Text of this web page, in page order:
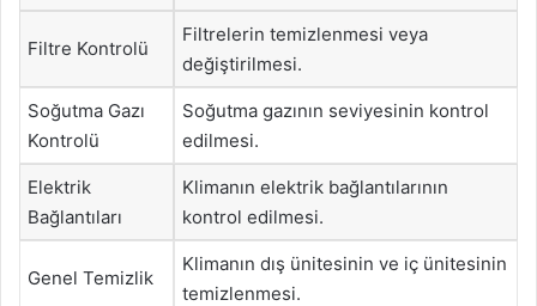
Filtre Kontrolü
Filtrelerin temizlenmesi veya
değiştirilmesi.
Soğutma Gazı
Kontrolü
Soğutma gazının seviyesinin kontrol
edilmesi.
Elektrik
Bağlantıları
Klimanın elektrik bağlantılarının
kontrol edilmesi.
Genel Temizlik
Klimanın dış ünitesinin ve iç ünitesinin
temizlenmesi.